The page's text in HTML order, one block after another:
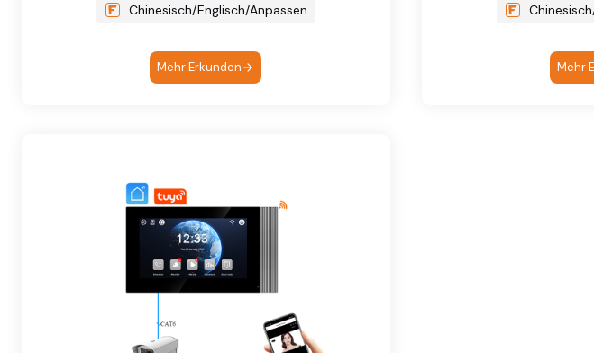
Chinesisch/Englisch/Anpassen
Mehr Erkunden Mehr